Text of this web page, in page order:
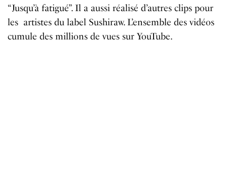
“Jusqu’à fatigué”. Il a aussi réalisé d’autres clips pour
les artistes du label Sushiraw. L’ensemble des vidéos
cumule des millions de vues sur YouTube.